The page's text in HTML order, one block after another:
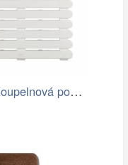
Wenko Koupelnová podložka do sprchy…